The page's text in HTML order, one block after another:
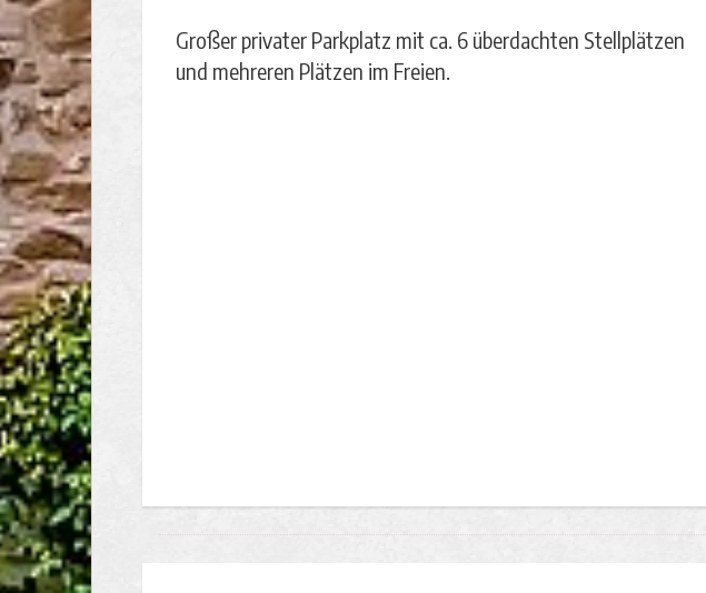
Großer privater Parkplatz mit ca. 6 überdachten Stellplätzen
und mehreren Plätzen im Freien.